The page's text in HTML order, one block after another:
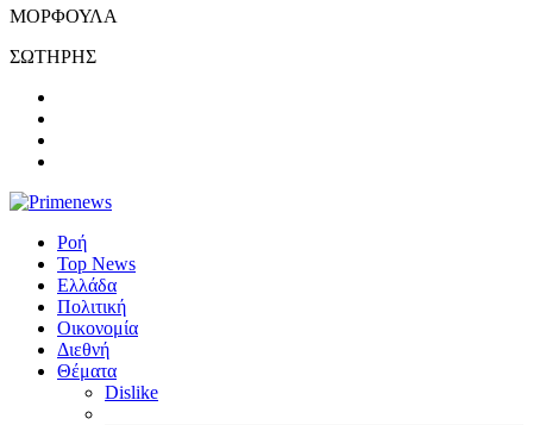
ΜΟΡΦΟΥΛΑ
ΣΩΤΗΡΗΣ
Ροή
Top News
Ελλάδα
Πολιτική
Οικονομία
Διεθνή
Θέματα
Dislike